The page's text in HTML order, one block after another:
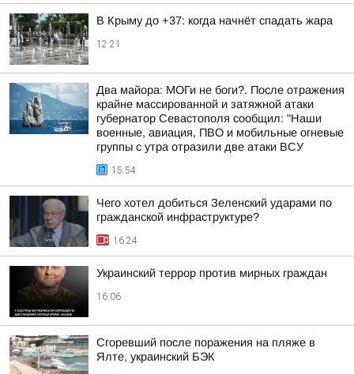
В Крыму до +37: когда начнёт спадать жара
12:21
Два майора: МОГи не боги?. После отражения
крайне массированной и затяжной атаки
губернатор Севастополя сообщил: "Наши
военные, авиация, ПВО и мобильные огневые
группы с утра отразили две атаки ВСУ
15:54
Чего хотел добиться Зеленский ударами по
гражданской инфраструктуре?
16:24
Украинский террор против мирных граждан
16:06
Сгоревший после поражения на пляже в
Ялте, украинский БЭК